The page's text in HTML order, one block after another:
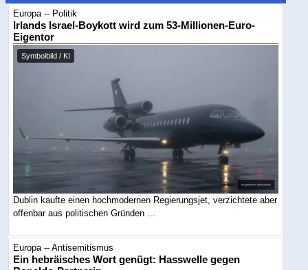
Europa -- Politik
Irlands Israel-Boykott wird zum 53-Millionen-Euro-
Eigentor
Symbolbild / KI
Dublin kaufte einen hochmodernen Regierungsjet, verzichtete aber
offenbar aus politischen Gründen ...
Europa -- Antisemitismus
Ein hebräisches Wort genügt: Hasswelle gegen